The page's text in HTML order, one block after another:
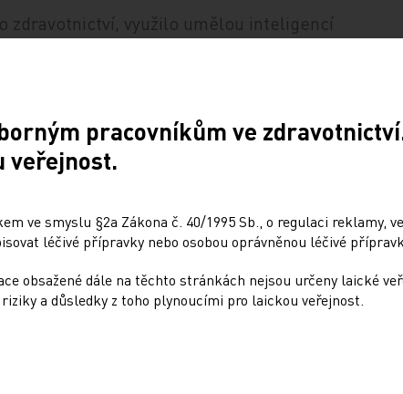
využilo umělou inteligencí
v rámci testování. Dalších 15,2
o využití AI odpovědělo 105
Jako klinické oblasti, kde může být
radiologii, kardiologii, gastroenterologii
psychiatrii, patologii, neurologii,
laboratoře, urgentní příjem a jiné.
velký potenciál také ve zdravotnické
zobrazovacích metod v Motole. Tamní
ministerstvo problematikou AI zabývá,
oboru. Technologie s umělou
zvyšují kapacity oddělení a šetří čas
pracovníkům ve
veřejnost.
ve smyslu §2a Zákona č. 40/1995 Sb., o regulaci reklamy,
léčivé přípravky nebo osobou oprávněnou léčivé
obsažené dále na těchto stránkách nejsou určeny laické
a důsledky z toho plynoucími pro laickou veřejnost.